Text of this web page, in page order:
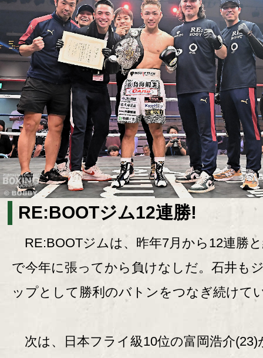
RE:BOOTジム12連勝!
RE:BOOTジムは、昨年7月から12連勝
で今年に張ってから負けなしだ。石井も
ップとして勝利のバトンをつなぎ続けて
次は、日本フライ級10位の富岡浩介(23)